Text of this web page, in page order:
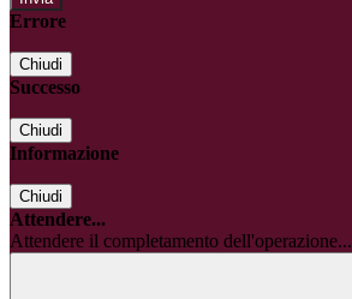
Errore
Chiudi
Successo
Chiudi
Informazione
Chiudi
Attendere...
Attendere il completamento dell'operazione...